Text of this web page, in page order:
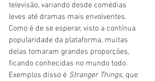
televisão, variando desde comédias
leves até dramas mais envolventes.
Como é de se esperar, visto a contínua
popularidade da plataforma, muitas
delas tomaram grandes proporções,
ficando conhecidas no mundo todo.
Exemplos disso é Stranger Things, que